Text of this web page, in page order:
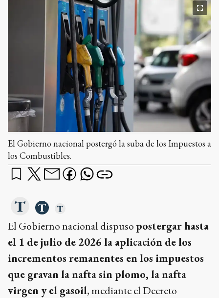
El Gobierno nacional postergó la suba de los Impuestos a
los Combustibles.
El Gobierno nacional dispuso postergar hasta
el 1 de julio de 2026 la aplicación de los
incrementos remanentes en los impuestos
que gravan la nafta sin plomo, la nafta
virgen y el gasoil, mediante el Decreto